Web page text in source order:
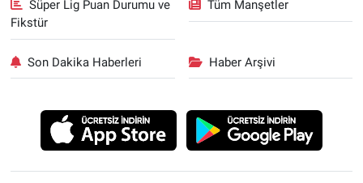
Süper Lig Puan Durumu ve
Fikstür
Tüm Manşetler
Son Dakika Haberleri Haber Arşivi